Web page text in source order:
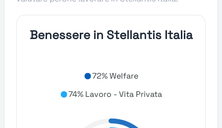
Benessere in Stellantis Italia
72% Welfare
74% Lavoro - Vita Privata